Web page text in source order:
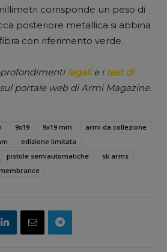
corrisponde un peso di
posteriore metallica si abbina
con riferimento verde.
legali e i test di
sul portale web di Armi Magazine.
9x19 9x19 mm
armi da collezione
edizione limitata
pistole semiautomatiche
sk arms